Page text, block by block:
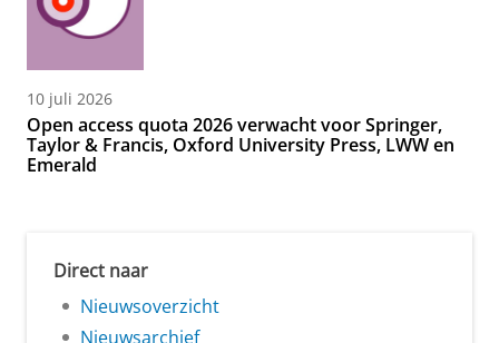
10 juli 2026
Open access quota 2026 verwacht voor Springer,
Taylor & Francis, Oxford University Press, LWW en
Emerald
Direct naar
Nieuwsoverzicht
Nieuwsarchief